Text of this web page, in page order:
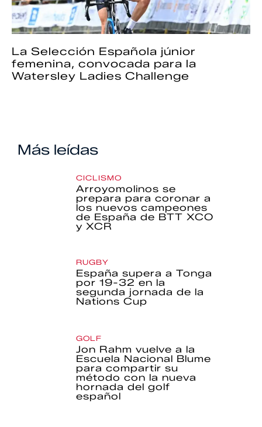
La Selección Española júnior
femenina, convocada para la
Watersley Ladies Challenge
Más leídas
CICLISMO
Arroyomolinos se
prepara para coronar a
los nuevos campeones
de España de BTT XCO
y XCR
RUGBY
España supera a Tonga
por 19-32 en la
segunda jornada de la
Nations Cup
GOLF
Jon Rahm vuelve a la
Escuela Nacional Blume
para compartir su
método con la nueva
hornada del golf
español